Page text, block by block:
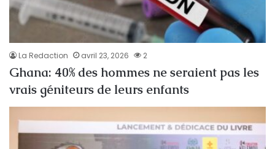
La Redaction avril 23, 2026 2
Ghana: 40% des hommes ne seraient pas les
vrais géniteurs de leurs enfants